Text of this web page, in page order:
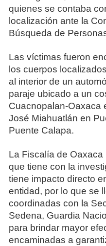
quienes se contaba
localización ante la
Búsqueda de
Las víctimas fueron
los cuerpos
al interior de un
paraje ubicado a un
Cuacnopalan-Oaxaca
José Miahuatlán en
Puente Calapa.
La Fiscalía de Oaxaca
que tiene con la
tiene impacto directo
entidad, por lo que se
coordinadas con la
Sedena, Guardia
para brindar mayor
encaminadas a